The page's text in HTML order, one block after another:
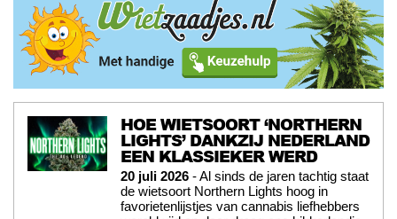
HOE WIETSOORT ‘NORTHERN
LIGHTS’ DANKZIJ NEDERLAND
EEN KLASSIEKER WERD
20 juli 2026 - Al sinds de jaren tachtig staat
de wietsoort Northern Lights hoog in
favorietenlijstjes van cannabis liefhebbers